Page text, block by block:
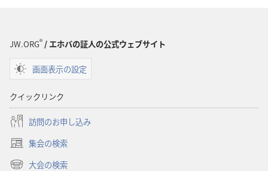
JW.ORG®/ エホバの証人の公式ウェブサイト
画面表示の設定
クイックリンク
訪問のお申し込み
集会の検索
（新
し
大会の検索